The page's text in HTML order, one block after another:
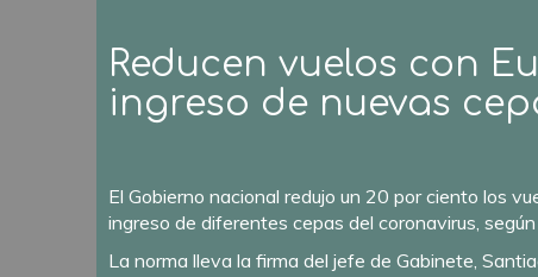
Reducen vuelos con
ingreso de nuevas
El Gobierno nacional redujo un 20 por ciento los
ingreso de diferentes cepas del coronavirus, según
La norma lleva la firma del jefe de Gabinete,